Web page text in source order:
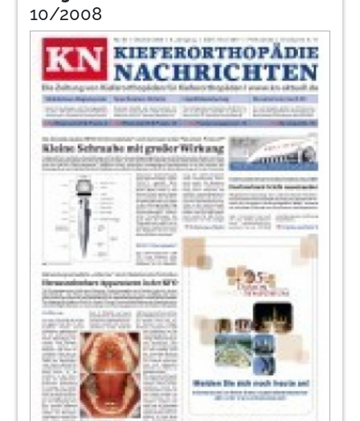
10/2008